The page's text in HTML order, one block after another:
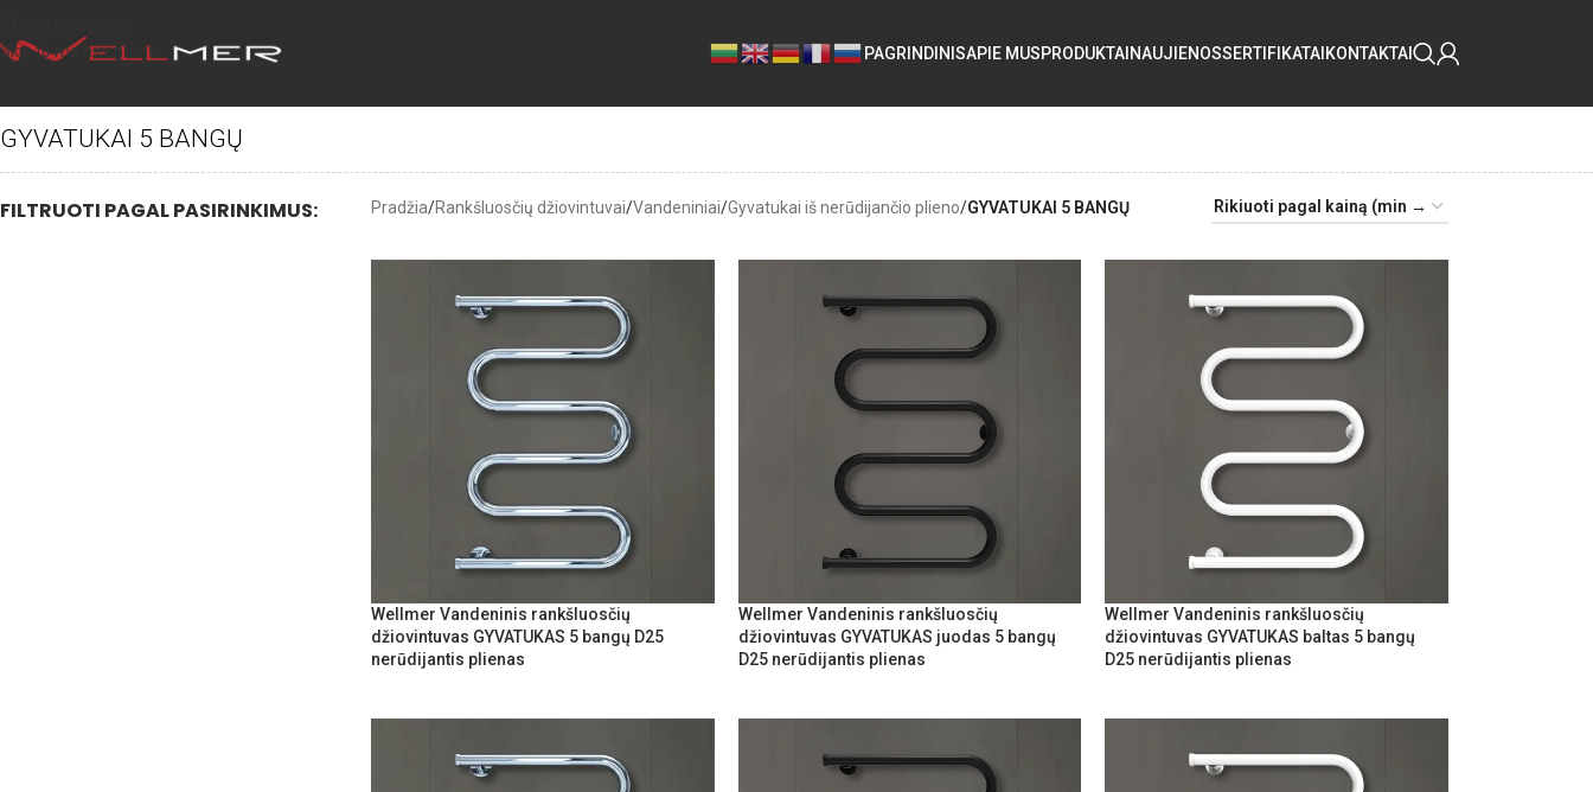
Skip to main content
PAGRINDINISAPIE MUSPRODUKTAINAUJIENOSSERTIFIKATAIKONTAKTAI
GYVATUKAI 5 BANGŲ
FILTRUOTI PAGAL PASIRINKIMUS: Pradžia/Rankšluosčių džiovintuvai/Vandeniniai/Gyvatukai iš nerūdijančio plieno/GYVATUKAI 5 BANGŲ
Wellmer Vandeninis rankšluosčių
džiovintuvas GYVATUKAS 5 bangų D25
nerūdijantis plienas
Wellmer Vandeninis rankšluosčių
džiovintuvas GYVATUKAS juodas 5 bangų
D25 nerūdijantis plienas
Wellmer Vandeninis rankšluosčių
džiovintuvas GYVATUKAS baltas 5 bangų
D25 nerūdijantis plienas